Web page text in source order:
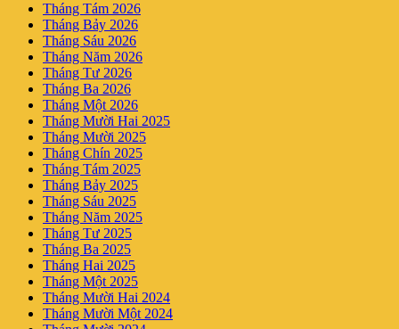
Tháng Tám 2026
Tháng Bảy 2026
Tháng Sáu 2026
Tháng Năm 2026
Tháng Tư 2026
Tháng Ba 2026
Tháng Một 2026
Tháng Mười Hai 2025
Tháng Mười 2025
Tháng Chín 2025
Tháng Tám 2025
Tháng Bảy 2025
Tháng Sáu 2025
Tháng Năm 2025
Tháng Tư 2025
Tháng Ba 2025
Tháng Hai 2025
Tháng Một 2025
Tháng Mười Hai 2024
Tháng Mười Một 2024